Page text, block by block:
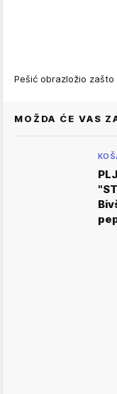
Pešić obrazložio
MOŽDA ĆE VAS